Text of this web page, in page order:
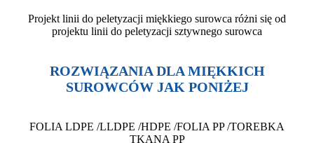
Projekt linii do peletyzacji miękkiego surowca różni się od
projektu linii do peletyzacji sztywnego surowca
ROZWIĄZANIA DLA MIĘKKICH
SUROWCÓW JAK PONIŻEJ
FOLIA LDPE /LLDPE /HDPE /FOLIA PP /TOREBKA
TKANA PP